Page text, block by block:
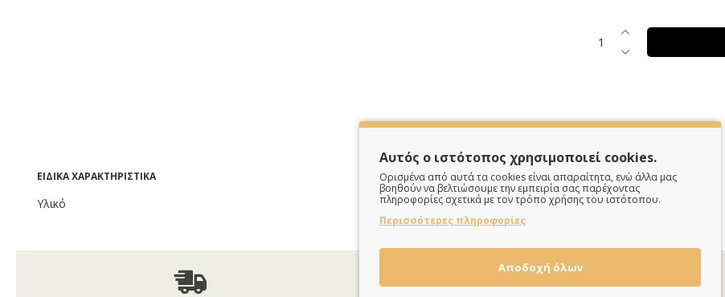
SPECIFICATIONS
ΕΙΔΙΚΆ ΧΑΡΑΚΤΗΡΙΣΤΙΚΆ
Υλικό Ριγνίτης
Αυτός ο ιστότοπος χρησιμοποιεί cookies.
Ορισμένα από αυτά τα cookies είναι απαραίτητα, ενώ άλλα μας
βοηθούν να βελτιώσουμε την εμπειρία σας παρέχοντας
πληροφορίες σχετικά με τον τρόπο χρήσης του ιστότοπου.
Περισσότερες πληροφορίες
Αποδοχή όλων